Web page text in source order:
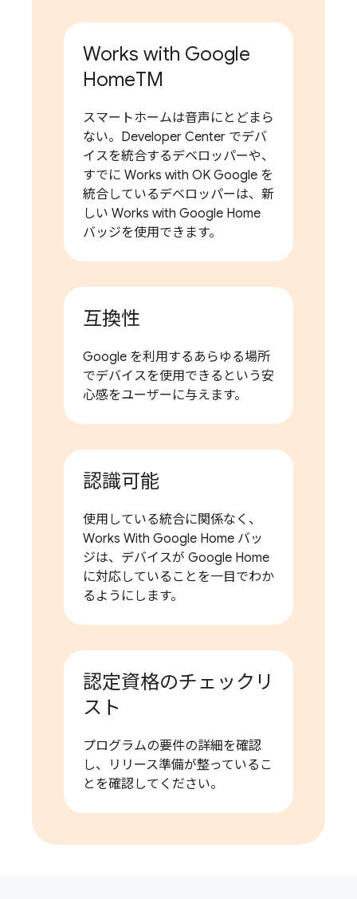
Works with Google
HomeTM
スマートホームは音声にとどまら
ない。Developer Center でデバ
イスを統合するデベロッパーや、
すでに Works with OK Google を
統合しているデベロッパーは、新
しい Works with Google Home
バッジを使用できます。
互換性
Google を利用するあらゆる場所
でデバイスを使用できるという安
心感をユーザーに与えます。
認識可能
使用している統合に関係なく、
Works With Google Home バッ
ジは、デバイスが Google Home
に対応していることを一目でわか
るようにします。
認定資格のチェックリ
スト
プログラムの要件の詳細を確認
し、リリース準備が整っているこ
とを確認してください。